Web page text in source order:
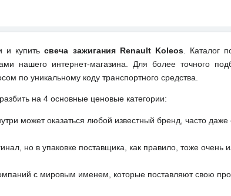
и купитьсвеча зажигания Renault Koleos. Каталог
нашего интернет-магазина. Для более точного
по уникальному коду транспортного средства.
на 4 основные ценовые категории:
может оказаться любой известный бренд, часто
но в упаковке поставщика, как правило, тоже очень
с мировым именем, которые поставляют свою